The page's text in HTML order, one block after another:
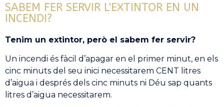
SABEM FER SERVIR L'EXTINTOR EN UN
INCENDI?
Tenim un extintor, però el sabem fer servir?
Un incendi és fàcil d’apagar en el primer minut, en els
cinc minuts del seu inici necessitarem CENT litres
d’aigua i després dels cinc minuts ni Déu sap quants
litres d’aigua necessitarem.